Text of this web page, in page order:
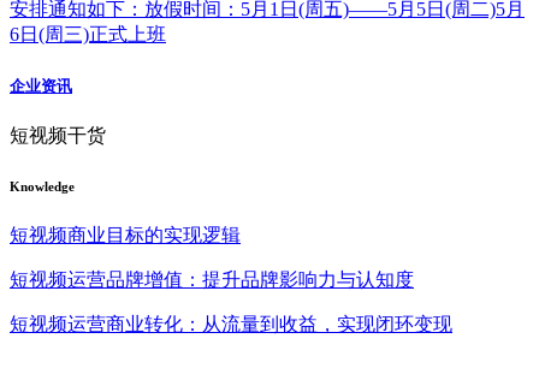
安排通知如下：放假时间：5月1日(周五)——5月5日(周二)5月
6日(周三)正式上班
企业资讯
短视频干货
Knowledge
短视频商业目标的实现逻辑
短视频运营品牌增值：提升品牌影响力与认知度
短视频运营商业转化：从流量到收益，实现闭环变现